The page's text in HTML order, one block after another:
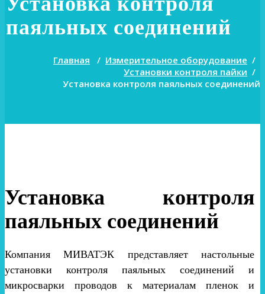
паяльных соединений
Главная / Измерительное оборудование /
Установки контроля пайки /
Установка контроля паяльных соединений
Установка контроля
паяльных соединений
Компания МИВАТЭК представляет настольные
установки контроля паяльных соединений и
микросварки проводов к материалам пленок и